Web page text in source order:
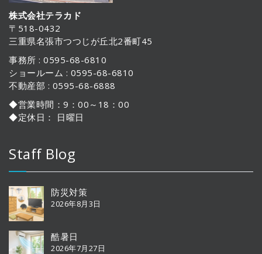
株式会社テラカド
〒518-0432
三重県名張市つつじが丘北2番町45
事務所 : 0595-68-6810
ショールーム : 0595-68-6810
不動産部 : 0595-68-6888
◆営業時間：9：00～18：00
◆定休日： 日曜日
Staff Blog
防災対策
2026年8月3日
酷暑日
2026年7月27日